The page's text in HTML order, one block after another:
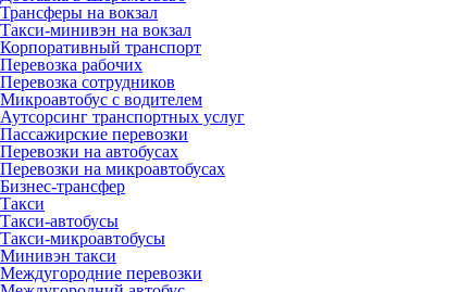
Трансферы на вокзал
Такси-минивэн на вокзал
Корпоративный транспорт
Перевозка рабочих
Перевозка сотрудников
Микроавтобус с водителем
Аутсорсинг транспортных услуг
Пассажирские перевозки
Перевозки на автобусах
Перевозки на микроавтобусах
Бизнес-трансфер
Такси
Такси-автобусы
Такси-микроавтобусы
Минивэн такси
Междугородние перевозки